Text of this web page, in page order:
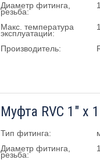
Диаметр фитинга,
резьба:
Макс. температура
эксплуатации:
Производитель:
Муфта RVC 1" х
Тип фитинга:
Диаметр фитинга,
резьба: